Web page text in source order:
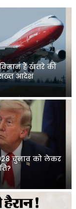
हैं खतरे की
सख्त आदेश
चुनाव को लेकर